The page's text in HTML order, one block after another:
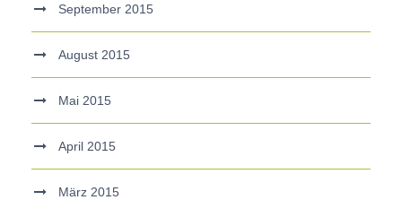
September 2015
August 2015
Mai 2015
April 2015
März 2015